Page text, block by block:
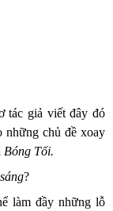
tác giả viết đây đó
nhữngchủ đề xoay
Bóng Tối.
sáng?
làm đầy những lỗ